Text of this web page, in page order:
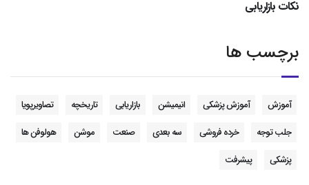
نکات بازاریابی
برچسب ها
آموزش آموزش پزشکی انیمیشن بازاریابی تاریخچه
تصاویرپویا
جلب توجه
خرده فروشی سه بعدی صنعت موشن
هولوفن ها
پزشکی
پیشرفت